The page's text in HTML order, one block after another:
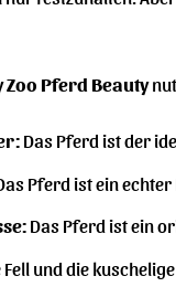
Zoo Pferd Beauty
Das Pferd ist der
Pferd ist ein echter
Das Pferd ist ein
und die